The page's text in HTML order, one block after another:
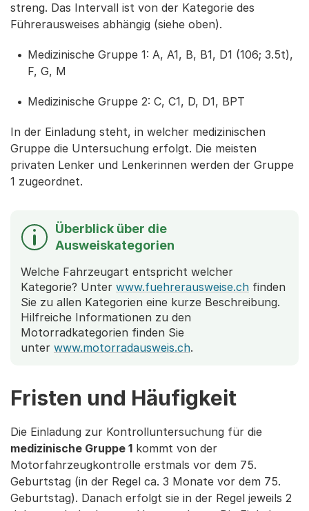
streng. Das Intervall ist von der Kategorie des
Führerausweises abhängig (siehe oben).
Medizinische Gruppe 1: A, A1, B, B1, D1 (106; 3.5t),
F, G, M
Medizinische Gruppe 2: C, C1, D, D1, BPT
In der Einladung steht, in welcher medizinischen
Gruppe die Untersuchung erfolgt. Die meisten
privaten Lenker und Lenkerinnen werden der Gruppe
1 zugeordnet.
Überblick über die
Ausweiskategorien
Welche Fahrzeugart entspricht welcher
Kategorie? Unter www.fuehrerausweise.ch finden
Sie zu allen Kategorien eine kurze Beschreibung.
Hilfreiche Informationen zu den
Motorradkategorien finden Sie
unter www.motorradausweis.ch.
Fristen und Häufigkeit
Die Einladung zur Kontrolluntersuchung für die
medizinische Gruppe 1 kommt von der
Motorfahrzeugkontrolle erstmals vor dem 75.
Geburtstag (in der Regel ca. 3 Monate vor dem 75.
Geburtstag). Danach erfolgt sie in der Regel jeweils 2